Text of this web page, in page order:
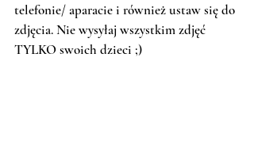
telefonie/ aparacie i również ustaw się do
zdjęcia. Nie wysyłaj wszystkim zdjęć
TYLKO swoich dzieci ;)